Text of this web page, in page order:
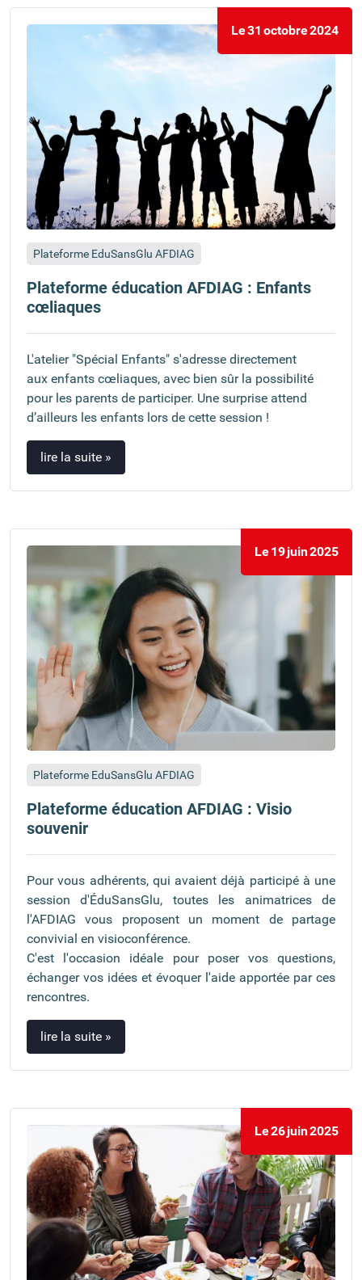
Le31 octobre2024
Plateforme EduSansGlu AFDIAG
Plateforme éducation AFDIAG : Enfants
cœliaques
L'atelier "Spécial Enfants" s'adresse directement
aux enfants cœliaques, avec bien sûr la possibilité
pour les parents de participer. Une surprise attend
d’ailleurs les enfants lors de cette session !
lire la suite »
Le19juin2025
Plateforme EduSansGlu AFDIAG
Plateforme éducation AFDIAG : Visio
souvenir
Pour vous adhérents, qui avaient déjà participé à une
session d'ÉduSansGlu, toutes les animatrices de
l'AFDIAG vous proposent un moment de partage
convivial en visioconférence.
C'est l'occasion idéale pour poser vos questions,
échanger vos idées et évoquer l'aide apportée par ces
rencontres.
lire la suite »
Le26juin2025